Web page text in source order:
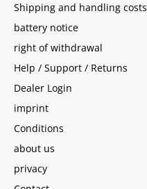
Shipping and handling costs
battery notice
right of withdrawal
Help / Support / Returns
Dealer Login
imprint
Conditions
about us
privacy